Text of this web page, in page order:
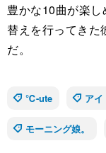
豊かな10曲が楽
替えを行ってきた
だ。
℃-ute
アイ
モーニング娘。